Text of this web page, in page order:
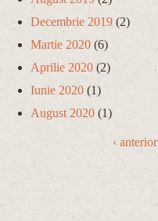
Decembrie 2019 (2)
Martie 2020 (6)
Aprilie 2020 (2)
Iunie 2020 (1)
August 2020 (1)
‹ anterior